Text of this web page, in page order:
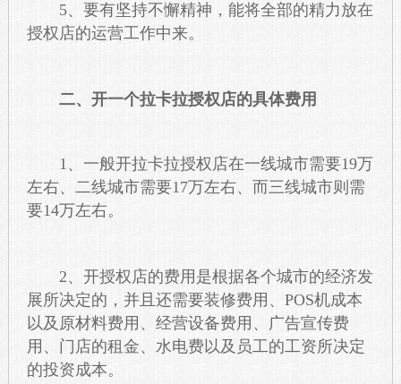
5、要有坚持不懈精神，能将全部的精力放在
授权店的运营工作中来。
二、开一个拉卡拉授权店的具体费用
1、一般开拉卡拉授权店在一线城市需要19万
左右、二线城市需要17万左右、而三线城市则需
要14万左右。
2、开授权店的费用是根据各个城市的经济发
展所决定的，并且还需要装修费用、 POS机成本
以及原材料费用、经营设备费用、广告宣传费
用、门店的租金、水电费以及员工的工资所决定
的投资成本。